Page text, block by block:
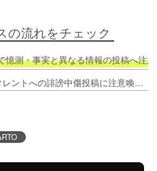
の流れをチェック
憶測・事実と異なる情報の投稿へ注
2. STARTO社、所属タレントへの誹謗中傷投稿に注意喚起 一部には法的対応も示唆「節度を持った発信を」